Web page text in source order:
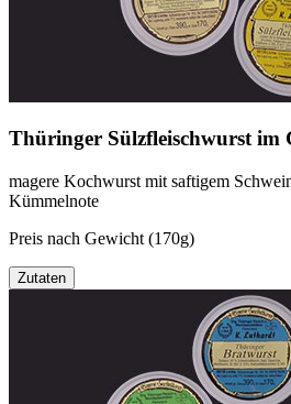
Thüringer Sülzfleischwurst im
magere Kochwurst mit saftigem
Kümmelnote
Preis nach Gewicht (170g)
Zutaten